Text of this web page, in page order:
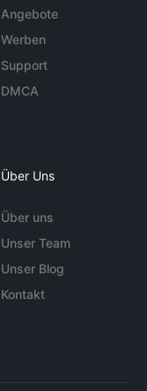
Angebote
Werben
Support
DMCA
Über Uns
Über uns
Unser Team
Unser Blog
Kontakt